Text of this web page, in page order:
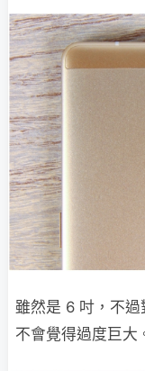
雖然是 6 吋，不過
不會覺得過度巨大